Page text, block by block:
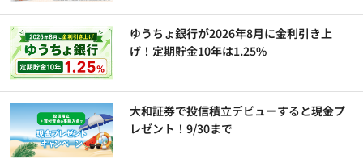
ゆうちょ銀行が2026年8月に金利引き上
げ！定期貯金10年は1.25%
大和証券で投信積立デビューすると現金プ
レゼント！9/30まで